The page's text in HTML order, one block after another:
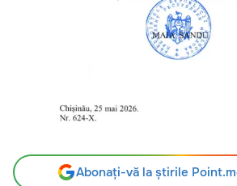
Abonați-vă la știrile